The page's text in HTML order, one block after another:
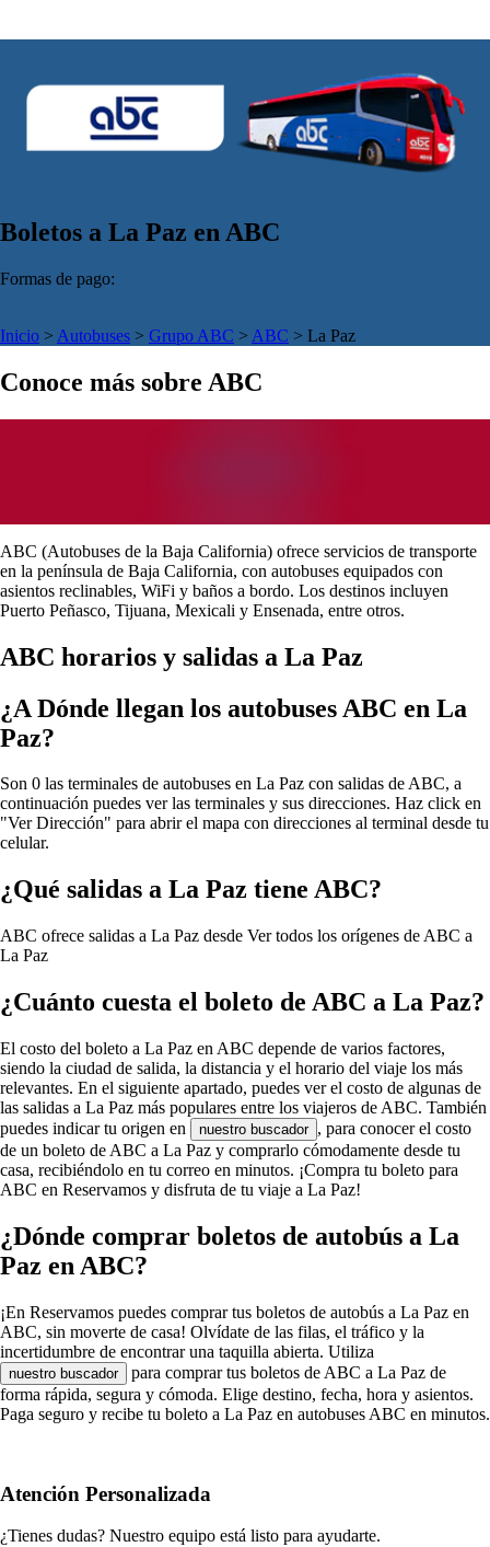
Boletos a La Paz en ABC
Formas de pago:
Inicio > Autobuses > Grupo ABC > ABC > La Paz
Conoce más sobre ABC
ABC (Autobuses de la Baja California) ofrece servicios de transporte
en la península de Baja California, con autobuses equipados con
asientos reclinables, WiFi y baños a bordo. Los destinos incluyen
Puerto Peñasco, Tijuana, Mexicali y Ensenada, entre otros.
ABC horarios y salidas a La Paz
¿A Dónde llegan los autobuses ABC en La
Paz?
Son 0 las terminales de autobuses en La Paz con salidas de ABC, a
continuación puedes ver las terminales y sus direcciones. Haz click en
"Ver Dirección" para abrir el mapa con direcciones al terminal desde tu
celular.
¿Qué salidas a La Paz tiene ABC?
ABC ofrece salidas a La Paz desde Ver todos los orígenes de ABC a
La Paz
¿Cuánto cuesta el boleto de ABC a La Paz?
El costo del boleto a La Paz en ABC depende de varios factores,
siendo la ciudad de salida, la distancia y el horario del viaje los más
relevantes. En el siguiente apartado, puedes ver el costo de algunas de
las salidas a La Paz más populares entre los viajeros de ABC. También
puedes indicar tu origen en
nuestro buscador , para conocer el costo
de un boleto de ABC a La Paz y comprarlo cómodamente desde tu
casa, recibiéndolo en tu correo en minutos. ¡Compra tu boleto para
ABC en Reservamos y disfruta de tu viaje a La Paz!
¿Dónde comprar boletos de autobús a La
Paz en ABC?
¡En Reservamos puedes comprar tus boletos de autobús a La Paz en
ABC, sin moverte de casa! Olvídate de las filas, el tráfico y la
incertidumbre de encontrar una taquilla abierta. Utiliza
nuestro buscador
para comprar tus boletos de ABC a La Paz de
forma rápida, segura y cómoda. Elige destino, fecha, hora y asientos.
Paga seguro y recibe tu boleto a La Paz en autobuses ABC en minutos.
Atención Personalizada
¿Tienes dudas? Nuestro equipo está listo para ayudarte.